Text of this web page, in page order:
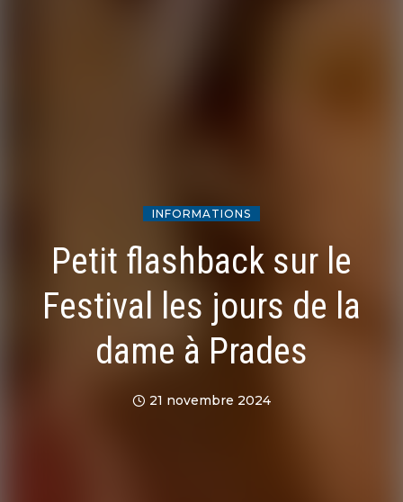
INFORMATIONS
Petit flashback sur le
Festival les jours de la
dame à Prades
21 novembre 2024